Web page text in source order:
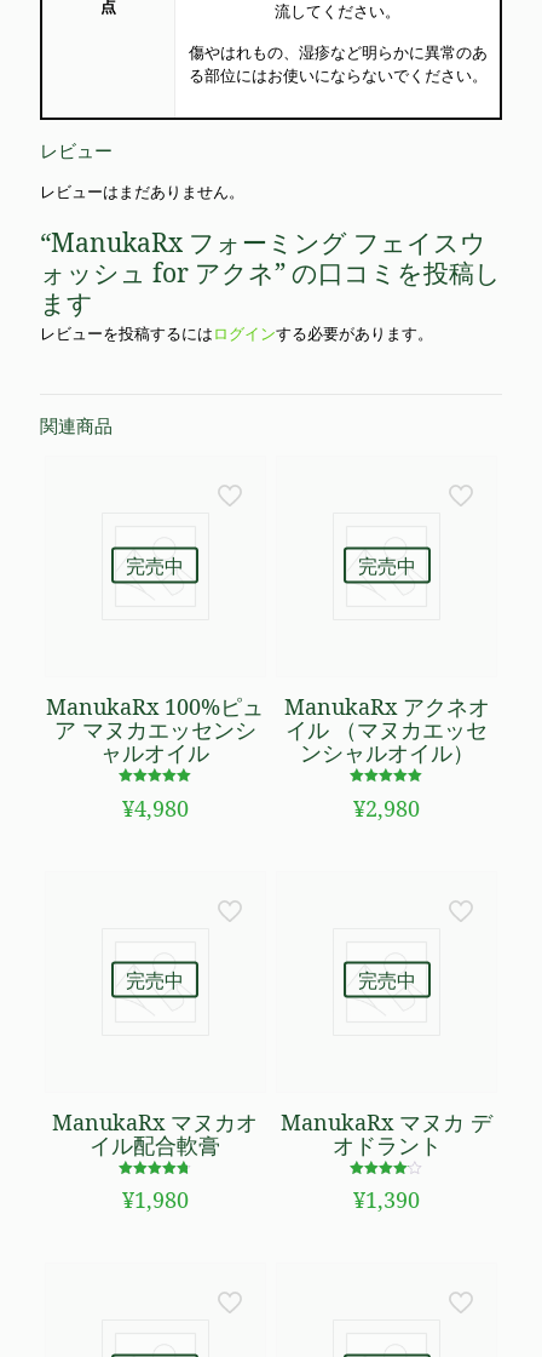
点
流してください。
傷やはれもの、湿疹など明らかに異常のあ
る部位にはお使いにならないでください。
レビュー
レビューはまだありません。
“ManukaRx フォーミング フェイスウ
ォッシュ for アクネ” の口コミを投稿し
ます
レビューを投稿するにはログインする必要があります。
関連商品
完売中
ManukaRx 100%ピュ
ア マヌカエッセンシ
ャルオイル
5.00
の評価
¥4,980
完売中
ManukaRx アクネオ
イル （マヌカエッセ
ンシャルオイル）
5.00
の評価
¥2,980
完売中
ManukaRx マヌカオ
イル配合軟膏
4.67
の評価
¥1,980
完売中
ManukaRx マヌカ デ
オドラント
4.00
の評価
¥1,390